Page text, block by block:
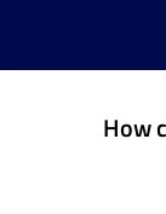
How